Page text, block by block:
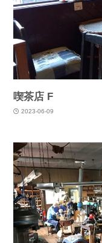
喫茶店 F
2023-06-09